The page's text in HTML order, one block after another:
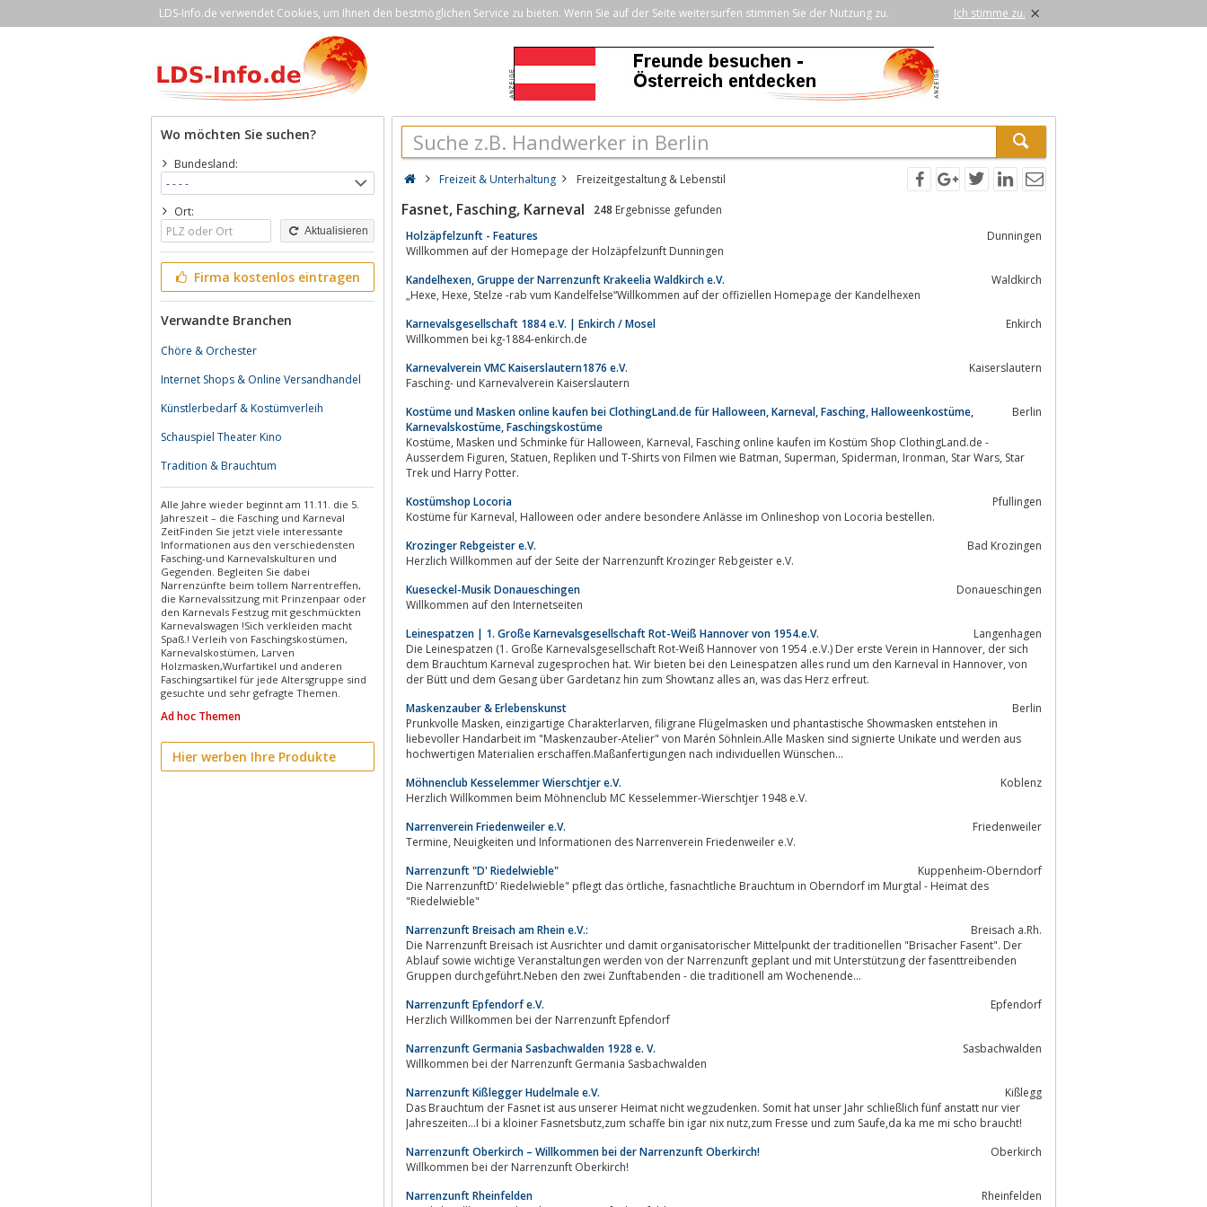
LDS-Info.de verwendet Cookies, um Ihnen den bestmöglichen Service zu bieten. Wenn Sie auf der Seite weitersurfen stimmen Sie der Nutzung zu. Ich stimme zu. ×
Wo möchten Sie suchen?
Bundesland:
Ort:
Aktualisieren
Firma kostenlos eintragen
Verwandte Branchen
Chöre & Orchester
Internet Shops & Online Versandhandel
Künstlerbedarf & Kostümverleih
Schauspiel Theater Kino
Tradition & Brauchtum
Alle Jahre wieder beginnt am 11.11. die 5.
Jahreszeit – die Fasching und Karneval
ZeitFinden Sie jetzt viele interessante
Informationen aus den verschiedensten
Fasching-und Karnevalskulturen und
Gegenden. Begleiten Sie dabei
Narrenzünfte beim tollem Narrentreffen,
die Karnevalssitzung mit Prinzenpaar oder
den Karnevals Festzug mit geschmückten
Karnevalswagen !Sich verkleiden macht
Spaß.! Verleih von Faschingskostümen,
Karnevalskostümen, Larven
Holzmasken,Wurfartikel und anderen
Faschingsartikel für jede Altersgruppe sind
gesuchte und sehr gefragte Themen.
Ad hoc Themen
Hier werben Ihre Produkte
Freizeit & Unterhaltung Freizeitgestaltung & Lebenstil
Fasnet, Fasching, Karneval 248 Ergebnisse gefunden
Holzäpfelzunft - Features
Dunningen
Willkommen auf der Homepage der Holzäpfelzunft Dunningen
Kandelhexen, Gruppe der Narrenzunft Krakeelia Waldkirch e.V.
Waldkirch
„Hexe, Hexe, Stelze -rab vum Kandelfelse“Willkommen auf der offiziellen Homepage der Kandelhexen
Karnevalsgesellschaft 1884 e.V. | Enkirch / Mosel
Enkirch
Willkommen bei kg-1884-enkirch.de
Karnevalverein VMC Kaiserslautern1876 e.V.
Kaiserslautern
Fasching- und Karnevalverein Kaiserslautern
Kostüme und Masken online kaufen bei ClothingLand.de für Halloween, Karneval, Fasching, Halloweenkostüme,
Karnevalskostüme, Faschingskostüme
Berlin
Kostüme, Masken und Schminke für Halloween, Karneval, Fasching online kaufen im Kostüm Shop ClothingLand.de -
Ausserdem Figuren, Statuen, Repliken und T-Shirts von Filmen wie Batman, Superman, Spiderman, Ironman, Star Wars, Star
Trek und Harry Potter.
Kostümshop Locoria
Pfullingen
Kostüme für Karneval, Halloween oder andere besondere Anlässe im Onlineshop von Locoria bestellen.
Krozinger Rebgeister e.V.
Bad Krozingen
Herzlich Willkommen auf der Seite der Narrenzunft Krozinger Rebgeister e.V.
Kueseckel-Musik Donaueschingen
Donaueschingen
Willkommen auf den Internetseiten
Leinespatzen | 1. Große Karnevalsgesellschaft Rot-Weiß Hannover von 1954.e.V.
Langenhagen
Die Leinespatzen (1. Große Karnevalsgesellschaft Rot-Weiß Hannover von 1954 .e.V.) Der erste Verein in Hannover, der sich
dem Brauchtum Karneval zugesprochen hat. Wir bieten bei den Leinespatzen alles rund um den Karneval in Hannover, von
der Bütt und dem Gesang über Gardetanz hin zum Showtanz alles an, was das Herz erfreut.
Maskenzauber & Erlebenskunst
Berlin
Prunkvolle Masken, einzigartige Charakterlarven, filigrane Flügelmasken und phantastische Showmasken entstehen in
liebevoller Handarbeit im "Maskenzauber-Atelier" von Marén Söhnlein.Alle Masken sind signierte Unikate und werden aus
hochwertigen Materialien erschaffen.Maßanfertigungen nach individuellen Wünschen...
Möhnenclub Kesselemmer Wierschtjer e.V.
Koblenz
Herzlich Willkommen beim Möhnenclub MC Kesselemmer-Wierschtjer 1948 e.V.
Narrenverein Friedenweiler e.V.
Friedenweiler
Termine, Neuigkeiten und Informationen des Narrenverein Friedenweiler e.V.
Narrenzunft "D' Riedelwieble"
Kuppenheim-Oberndorf
Die NarrenzunftD' Riedelwieble" pflegt das örtliche, fasnachtliche Brauchtum in Oberndorf im Murgtal - Heimat des
"Riedelwieble"
Narrenzunft Breisach am Rhein e.V.:
Breisach a.Rh.
Die Narrenzunft Breisach ist Ausrichter und damit organisatorischer Mittelpunkt der traditionellen "Brisacher Fasent". Der
Ablauf sowie wichtige Veranstaltungen werden von der Narrenzunft geplant und mit Unterstützung der fasenttreibenden
Gruppen durchgeführt.Neben den zwei Zunftabenden - die traditionell am Wochenende...
Narrenzunft Epfendorf e.V.
Epfendorf
Herzlich Willkommen bei der Narrenzunft Epfendorf
Narrenzunft Germania Sasbachwalden 1928 e. V.
Sasbachwalden
Willkommen bei der Narrenzunft Germania Sasbachwalden
Narrenzunft Kißlegger Hudelmale e.V.
Kißlegg
Das Brauchtum der Fasnet ist aus unserer Heimat nicht wegzudenken. Somit hat unser Jahr schließlich fünf anstatt nur vier
Jahreszeiten…I bi a kloiner Fasnetsbutz,zum schaffe bin igar nix nutz,zum Fresse und zum Saufe,da ka me mi scho braucht!
Narrenzunft Oberkirch – Willkommen bei der Narrenzunft Oberkirch!
Oberkirch
Willkommen bei der Narrenzunft Oberkirch!
Narrenzunft Rheinfelden
Rheinfelden